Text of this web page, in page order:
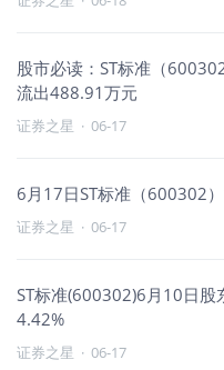
股市必读：ST标准（
流出488.91万元
证券之星 · 06-17
6月17日ST标准（600302
证券之星 · 06-17
ST标准(600302)6月10日
4.42%
证券之星 · 06-17